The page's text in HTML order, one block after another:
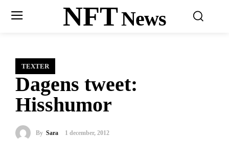
NFTNews
TEXTER
Dagens tweet:
Hisshumor
By Sara 1 december, 2012